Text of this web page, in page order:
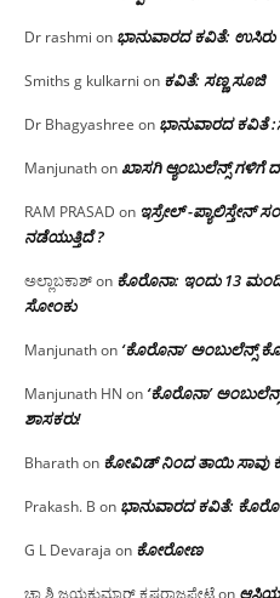
Dr rashmi on ಭಾನುವಾರದ ಕವಿತೆ: ಉಸಿರು
Smiths g kulkarni on ಕವಿತೆ: ಸಣ್ಣ ಸೂಜಿ
Dr Bhagyashree on ಭಾನುವಾರದ ಕವಿತೆ
Manjunathonಖಾಸಗಿ ಆ್ಯಂಬುಲೆನ್ಸ್ ಗಳಿಗೆ
RAM PRASAD on ಇಸ್ರೇಲ್ -ಪ್ಯಾಲಿಸ್ತೇನ್
ನಡೆಯುತ್ತಿದೆ ?
ಅಲ್ಲಾಬಕಾಶ್on ಕೊರೊನಾ: ಇಂದು 13
ಸೋಂಕು
Manjunathon ‘ಕೊರೊನಾ’ ಅಂಬುಲೆನ್ಸ್
Manjunath HN on ‘ಕೊರೊನಾ’
ಶಾಸಕರು!
Bharathon ಕೋವಿಡ್ ನಿಂದ ತಾಯಿ ಸಾವು
Prakash. B on ಭಾನುವಾರದ ಕವಿತೆ:
G L Devaraja on ಕೋರೋಣ